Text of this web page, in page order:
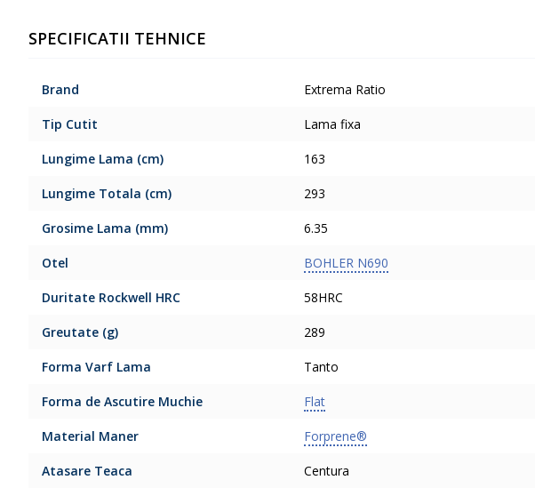
SPECIFICATII TEHNICE
Brand Extrema Ratio
Tip Cutit Lama fixa
Lungime Lama (cm) 163
Lungime Totala (cm) 293
Grosime Lama (mm) 6.35
Otel BOHLER N690
Duritate Rockwell HRC 58HRC
Greutate (g) 289
Forma Varf Lama Tanto
Forma de Ascutire Muchie Flat
Material Maner Forprene®
Atasare Teaca Centura